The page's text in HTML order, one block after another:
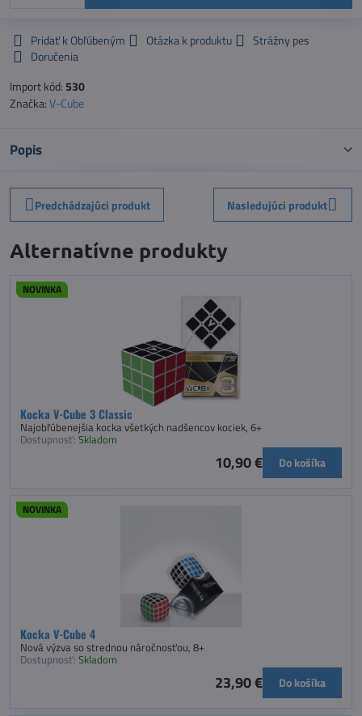
Pridať k Obľúbeným Otázka k produktu
Strážny pes
Doručenia
Import kód: 530
Značka:V-Cube
Popis
Predchádzajúci produkt Nasledujúci produkt
Alternatívne produkty
Kocka V-Cube 3 Classic
NOVINKA
Najobľúbenejšia kocka všetkých nadšencov kociek, 6+
Dostupnosť: Skladom
10,90 € Do košíka
Kocka V-Cube 4
NOVINKA
Nová výzva so strednou náročnosťou, 8+
Dostupnosť: Skladom
23,90 € Do košíka